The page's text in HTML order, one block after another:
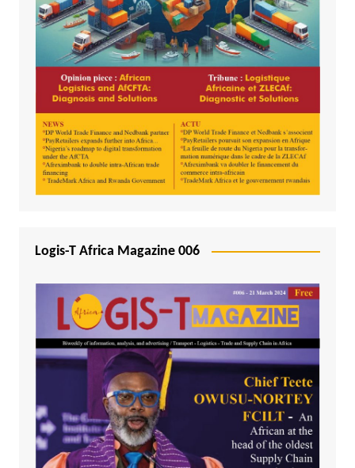
Logis-T Africa Magazine 006